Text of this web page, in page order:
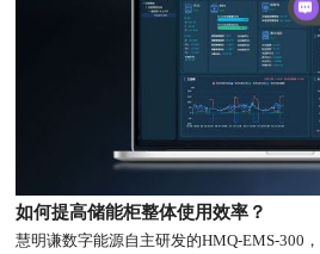
如何提高储能柜整体使用效率？
慧明谦数字能源自主研发的HMQ-EMS-300